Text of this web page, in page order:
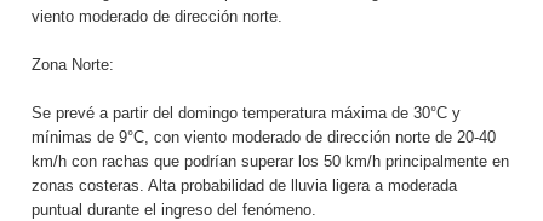
viento moderado de dirección norte.
Zona Norte:
Se prevé a partir del domingo temperatura máxima de 30°C y
mínimas de 9°C, con viento moderado de dirección norte de 20-40
km/h con rachas que podrían superar los 50 km/h principalmente en
zonas costeras. Alta probabilidad de lluvia ligera a moderada
puntual durante el ingreso del fenómeno.